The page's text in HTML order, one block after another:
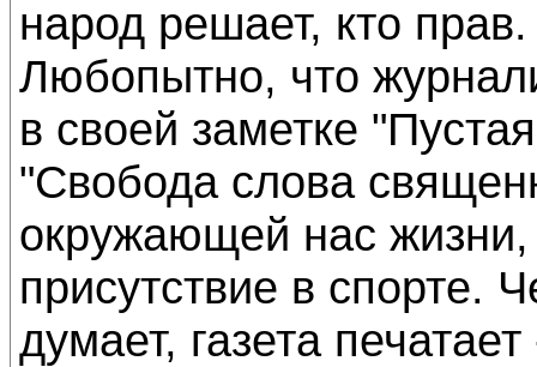
народ решает, кто прав.
Любопытно, что
в своей заметке
"Свобода слова
окружающей нас
присутствие в спорте.
думает, газета